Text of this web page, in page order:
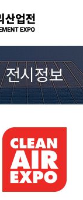
전시정보